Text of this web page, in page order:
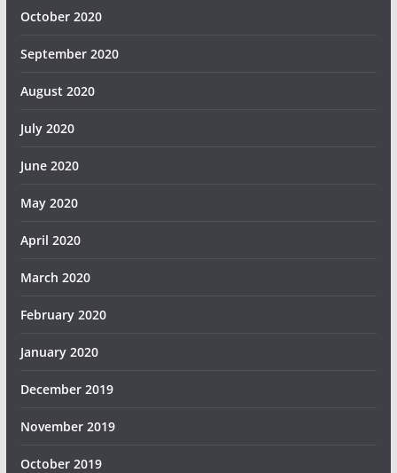
October 2020
September 2020
August 2020
July 2020
June 2020
May 2020
April 2020
March 2020
February 2020
January 2020
December 2019
November 2019
October 2019